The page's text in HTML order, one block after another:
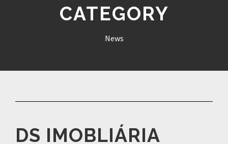
CATEGORY
News
DS IMOBLIÁRIA